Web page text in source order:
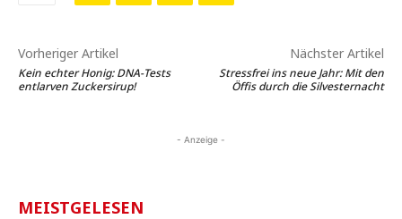
Vorheriger Artikel
Kein echter Honig: DNA-Tests
entlarven Zuckersirup!
Nächster Artikel
Stressfrei ins neue Jahr: Mit den
Öffis durch die Silvesternacht
- Anzeige -
MEISTGELESEN